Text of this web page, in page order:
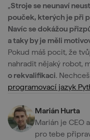
„Stroje se neunaví
pouček, kterých je při
Navíc se dokážou
a taky by je měli
Pokud máš pocit, že
nahradit nějaký robot,
o rekvalifikaci.
programovací jazyk
Marián Hurta
Marián je CEO
pro tebe